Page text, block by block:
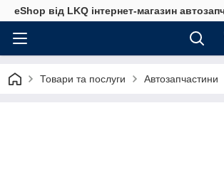
eShop від LKQ інтернет-магазин
Товари та послуги Автозапчастини